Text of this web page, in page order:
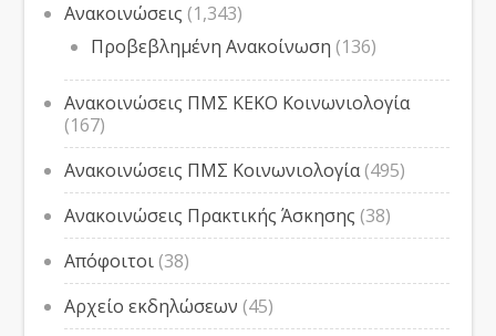
Ανακοινώσεις (1,343)
Προβεβλημένη Ανακοίνωση (136)
Ανακοινώσεις ΠΜΣ ΚΕΚΟ Κοινωνιολογία
(167)
Ανακοινώσεις ΠΜΣ Κοινωνιολογία(495)
Ανακοινώσεις Πρακτικής Άσκησης (38)
Απόφοιτοι(38)
Αρχείο εκδηλώσεων (45)